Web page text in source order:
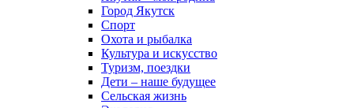
Город Якутск
Спорт
Охота и рыбалка
Культура и искусство
Туризм, поездки
Дети – наше будущее
Сельская жизнь